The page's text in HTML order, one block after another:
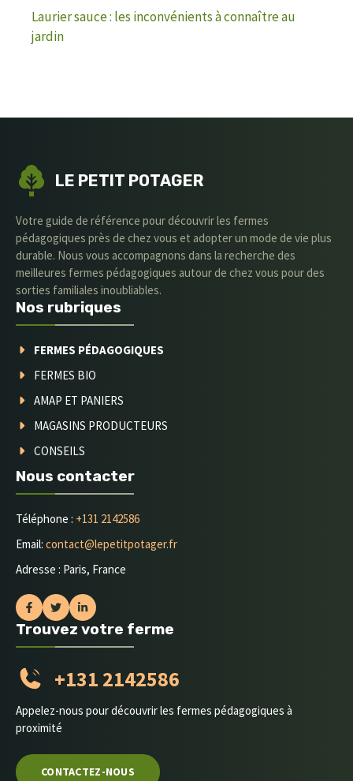
Laurier sauce : les inconvénients à connaître au
jardin
LE PETIT POTAGER
Votre guide de référence pour découvrir les fermes
pédagogiques près de chez vous et adopter un mode de vie plus
durable. Nous vous accompagnons dans la recherche des
meilleures fermes pédagogiques autour de chez vous pour des
sorties familiales inoubliables.
Nos rubriques
FERMES PÉDAGOGIQUES
FERMES BIO
AMAP ET PANIERS
MAGASINS PRODUCTEURS
CONSEILS
Nous contacter
Téléphone : +131 2142586
Email: contact@lepetitpotager.fr
Adresse : Paris, France
Trouvez votre ferme
+131 2142586
Appelez-nous pour découvrir les fermes pédagogiques à
proximité
CONTACTEZ-NOUS